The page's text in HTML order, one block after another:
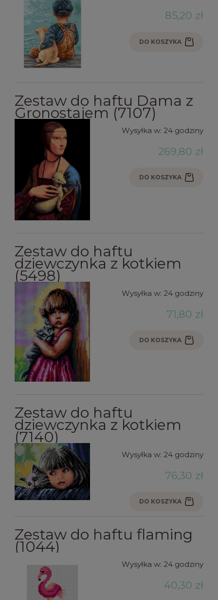
85,20 zł
DO KOSZYKA
Zestaw do haftu Dama z
Gronostajem (7107)
Wysyłka w: 24 godziny
269,80 zł
DO KOSZYKA
Zestaw do haftu
dziewczynka z kotkiem
(5498)
Wysyłka w: 24 godziny
71,80 zł
DO KOSZYKA
Zestaw do haftu
dziewczynka z kotkiem
(7140)
Wysyłka w: 24 godziny
76,30 zł
DO KOSZYKA
Zestaw do haftu flaming
(1044)
Wysyłka w: 24 godziny
40,30 zł